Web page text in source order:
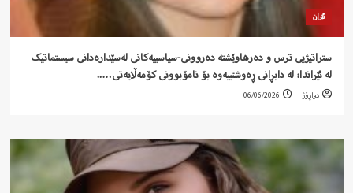
ئێران
ستراتیژیی ترس و دەرهاوێشتە دەروونی-سیاسییەکانی لەسێدارەدانی سیستماتیک
لە ئێراندا: لە دابڕانی ڕەوشتییەوە بۆ نامۆبوونی کۆمەڵایەتی…..
دواڕۆژ 06/06/2026